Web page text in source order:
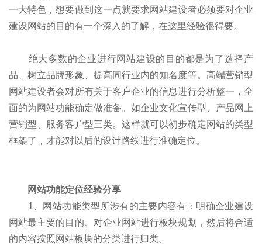
一大特色，想要做到这一点就要求网站建设者必须要对企业
建设网站的目的有一个深入的了解，在这里经验很得要。
绝大多数的企业进行网站建设的目的都是为了选择产
品、树立品牌形象、提高同行业内的知名度等。高端营销型
网站建设者会对所有关于客户企业的信息进行分析整一，全
面的为网站功能确定做准备。如企业文化宣传型、产品网上
营销型、服务客户型三类。这样就可以初步确定网站的类型
框架了，才能对以后的设计路线进行准确定位。
网站功能定位经验分享
1、网站功能类型所涉有的主要内容有：明确企业建设
网站最主要的目的、对企业网站进行板块规划，然后将合适
的内容按照网站板块的分类进行归类。